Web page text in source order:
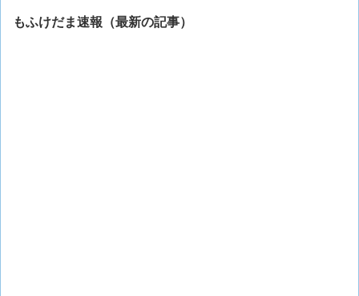
もふけだま速報（最新の記事）